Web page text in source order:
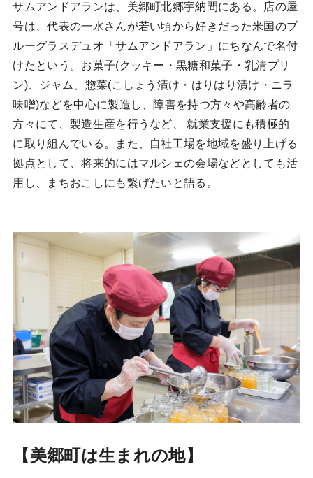
サムアンドアランは、美郷町北郷宇納間にある。店の屋
号は、代表の一水さんが若い頃から好きだった米国のブ
ルーグラスデュオ「サムアンドアラン」にちなんで名付
けたという。お菓子(クッキー・黒糖和菓子・乳清プリ
ン)、ジャム、惣菜(こしょう漬け・はりはり漬け・ニラ
味噌)などを中心に製造し、障害を持つ方々や高齢者の
方々にて、製造生産を行うなど、 就業支援にも積極的
に取り組んでいる。また、自社工場を地域を盛り上げる
拠点として、将来的にはマルシェの会場などとしても活
用し、まちおこしにも繋げたいと語る。
【美郷町は生まれの地】